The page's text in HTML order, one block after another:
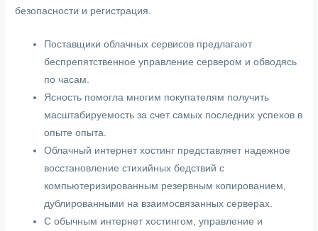
безопасности и регистрация.
Поставщики облачных сервисов предлагают
беспрепятственное управление сервером и обводясь
по часам.
Ясность помогла многим покупателям получить
масштабируемость за счет самых последних успехов в
опыте опыта.
Облачный интернет хостинг представляет надежное
восстановление стихийных бедствий с
компьютеризированным резервным копированием,
дублированными на взаимосвязанных серверах.
С обычным интернет хостингом, управление и